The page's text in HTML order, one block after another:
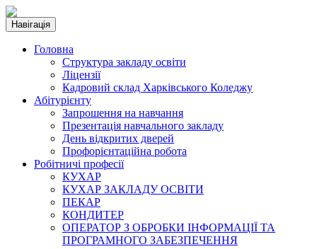
Навігація
Головна
Структура закладу освіти
Ліцензії
Кадровий склад Харківського Коледжу
Абітурієнту
Запрошення на навчання
Презентація навчального закладу
День відкритих дверей
Профорієнтаційна робота
Робітничі професії
КУХАР
КУХАР ЗАКЛАДУ ОСВІТИ
ПЕКАР
КОНДИТЕР
ОПЕРАТОР З ОБРОБКИ ІНФОРМАЦІЇ ТА
ПРОГРАМНОГО ЗАБЕЗПЕЧЕННЯ